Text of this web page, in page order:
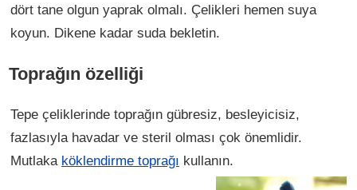
dört tane olgun yaprak olmalı. Çelikleri hemen suya
koyun. Dikene kadar suda bekletin.
Toprağın özelliği
Tepe çeliklerinde toprağın gübresiz, besleyicisiz,
fazlasıyla havadar ve steril olması çok önemlidir.
Mutlaka köklendirme toprağı kullanın.